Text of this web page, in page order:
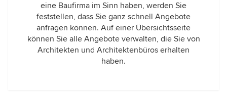
eine Baufirma im Sinn haben, werden Sie
feststellen, dass Sie ganz schnell Angebote
anfragen können. Auf einer Übersichtsseite
können Sie alle Angebote verwalten, die Sie von
Architekten und Architektenbüros erhalten
haben.